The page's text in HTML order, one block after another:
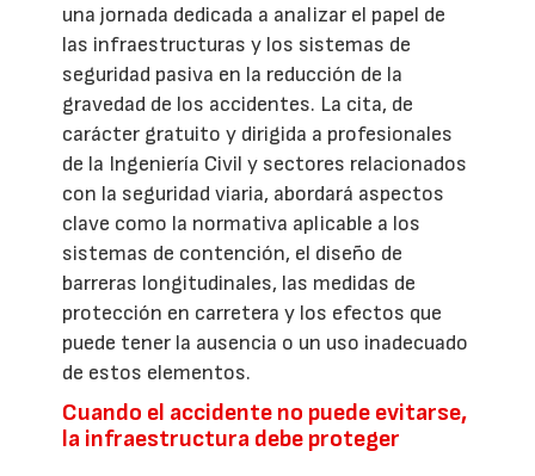
una jornada dedicada a analizar el papel de
las infraestructuras y los sistemas de
seguridad pasiva en la reducción de la
gravedad de los accidentes. La cita, de
carácter gratuito y dirigida a profesionales
de la Ingeniería Civil y sectores relacionados
con la seguridad viaria, abordará aspectos
clave como la normativa aplicable a los
sistemas de contención, el diseño de
barreras longitudinales, las medidas de
protección en carretera y los efectos que
puede tener la ausencia o un uso inadecuado
de estos elementos.
Cuando el accidente no puede evitarse,
la infraestructura debe proteger